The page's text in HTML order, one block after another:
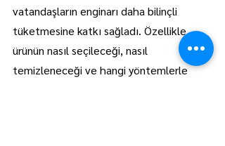
vatandaşların enginarı daha bilinçli
tüketmesine katkı sağladı. Özellikle
ürünün nasıl seçileceği, nasıl
temizleneceği ve hangi yöntemlerle